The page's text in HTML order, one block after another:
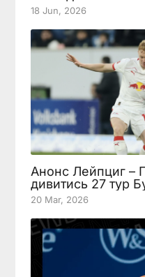
18 Jun, 2026
Анонс Лейпциг –
дивитись 27 тур
20 Mar, 2026